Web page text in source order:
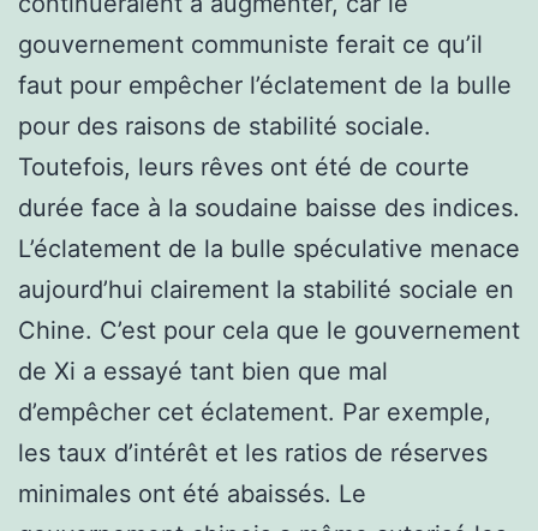
gouvernement communiste ferait ce qu’il
faut pour empêcher l’éclatement de la bulle
pour des raisons de stabilité sociale.
Toutefois, leurs rêves ont été de courte
durée face à la soudaine baisse des indices.
L’éclatement de la bulle spéculative menace
aujourd’hui clairement la stabilité sociale en
Chine. C’est pour cela que le gouvernement
de Xi a essayé tant bien que mal
d’empêcher cet éclatement. Par exemple,
les taux d’intérêt et les ratios de réserves
minimales ont été abaissés. Le